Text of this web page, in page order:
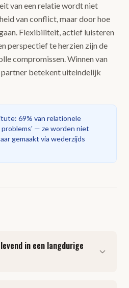
van een relatie wordt niet
van conflict, maar door hoe
Flexibiliteit, actief luisteren
perspectief te herzien zijn de
compromissen. Winnen van
partner betekent uiteindelijk
69% van relationele
— ze worden niet
gemaakt via wederzijds
in een langdurige